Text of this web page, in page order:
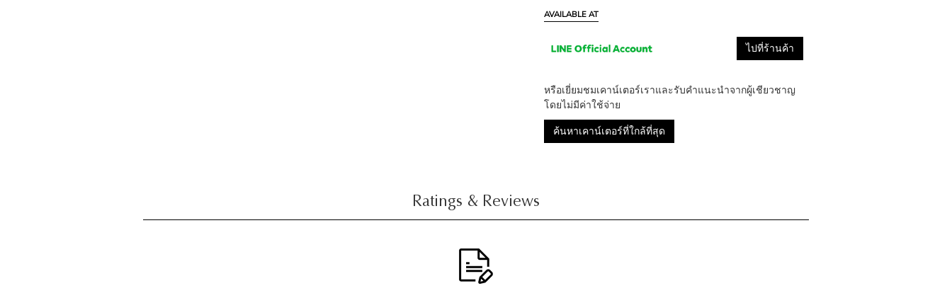
AVAILABLE AT
ไปที่ร้านค้า
หรือเยี่ยมชมเคาน์เตอร์เราและรับคำแนะนำจากผู้เชียวชาญ
โดยไม่มีค่าใช้จ่าย
ค้นหาเคาน์เตอร์ที่ใกล้ที่สุด
Ratings & Reviews